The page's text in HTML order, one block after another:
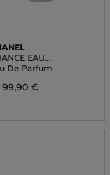
EAU
De Parfum
99,90 €